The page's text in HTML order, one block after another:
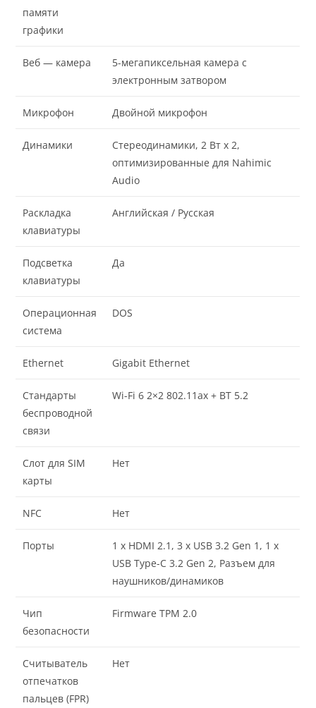
памяти
графики
Веб — камера
5-мегапиксельная камера с
электронным затвором
Микрофон Двойной микрофон
Динамики
Стереодинамики, 2 Вт x 2,
оптимизированные для Nahimic
Audio
Раскладка
клавиатуры
Английская / Русская
Подсветка
клавиатуры
Да
Операционная
система
DOS
Ethernet Gigabit Ethernet
Стандарты
беспроводной
связи
Wi-Fi 6 2×2 802.11ax + BT 5.2
Слот для SIM
карты
Нет
NFC Нет
Порты
1 x HDMI 2.1, 3 x USB 3.2 Gen 1, 1 x
USB Type-C 3.2 Gen 2, Разъем для
наушников/динамиков
Чип
безопасности
Firmware TPM 2.0
Считыватель
отпечатков
пальцев (FPR)
Нет